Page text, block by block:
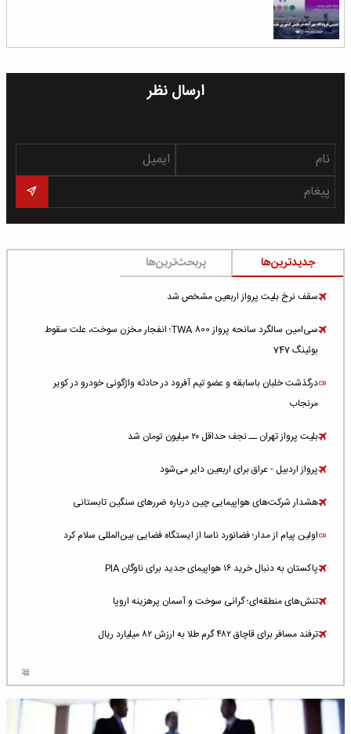
ارسال نظر
جدیدترین‌ها پربحث‌ترین‌ها
سقف نرخ بلیت پرواز اربعین مشخص شد
سی‌امین سالگرد سانحه پرواز TWA 800؛ انفجار مخزن سوخت، علت سقوط
بوئینگ 747
درگذشت خلبان باسابقه و عضو تیم آفرود در حادثه واژگونی خودرو در کویر
مرنجاب
بلیت پرواز تهران ــ نجف حداقل ۲۰ میلیون تومان شد
پرواز اردبیل - عراق برای اربعین دایر می‌شود
هشدار شرکت‌های هواپیمایی چین درباره ضررهای سنگین تابستانی
اولین پیام از مدار؛ فضانورد ناسا از ایستگاه فضایی بین‌المللی سلام کرد
پاکستان به دنبال خرید ۱۶ هواپیمای جدید برای ناوگان PIA
تنش‌های منطقه‌ای؛ گرانی سوخت و آسمان پرهزینه اروپا
ترفند مسافر برای قاچاق ۴۸۲ گرم طلا به ارزش ۸۲ میلیارد ریال
شلوغ‌ترین فرودگاه‌های اروپا در ۲۰۲۵: لندن، استانبول و پاریس